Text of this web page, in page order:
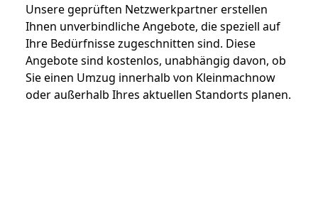
Unsere geprüften Netzwerkpartner erstellen
Ihnen unverbindliche Angebote, die speziell auf
Ihre Bedürfnisse zugeschnitten sind. Diese
Angebote sind kostenlos, unabhängig davon, ob
Sie einen Umzug innerhalb von Kleinmachnow
oder außerhalb Ihres aktuellen Standorts planen.